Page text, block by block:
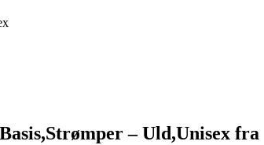
– Uld,Unisex fra